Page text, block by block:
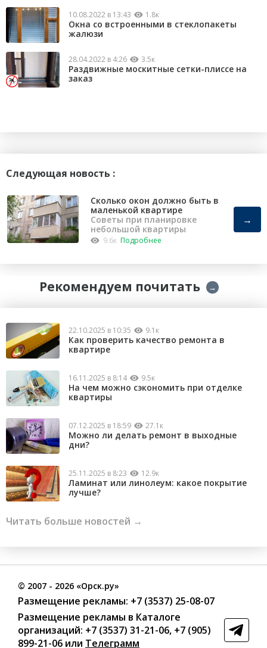
10.08.2022 в 13:43 1.8к
Окна со встроенными в стеклопакеты
жалюзи
28.04.2022 в 4:26 3.5к
Раздвижные москитные сетки-плиссе на
заказ
Следующая новость :
Сколько окон должно быть в
маленькой квартире
Советы при планировке
небольшой квартиры
9.6к Подробнее
→
Рекомендуем почитать →
22.10.2025 в 10:35 9.1к
Как проверить качество ремонта в
квартире
16.11.2025 в 8:14 9.5к
На чем можно сэкономить при отделке
квартиры
07.12.2025 в 18:59 27.1к
Можно ли делать ремонт в выходные
дни?
25.11.2025 в 8:23 12.9к
Ламинат или линолеум: какое покрытие
лучше?
Читать больше новостей →
© 2007 - 2026 «Орск.ру»
Размещение рекламы: +7 (3537) 25-08-07
Размещение рекламы в Каталоге
организаций: +7 (3537) 31-21-06, +7 (905)
899-21-06 или Телеграмм